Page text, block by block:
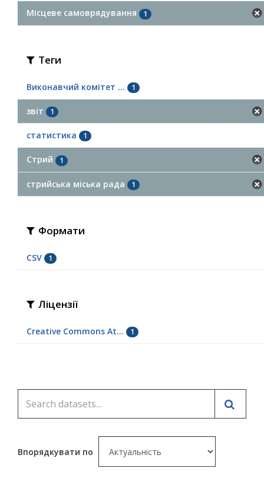
Місцеве самоврядування 1
Теги
Виконавчий комітет ... 1
звіт 1
статистика 1
Стрий 1
стрийська міська рада 1
Формати
CSV 1
Ліцензії
Creative Commons At... 1
Впорядкувати по